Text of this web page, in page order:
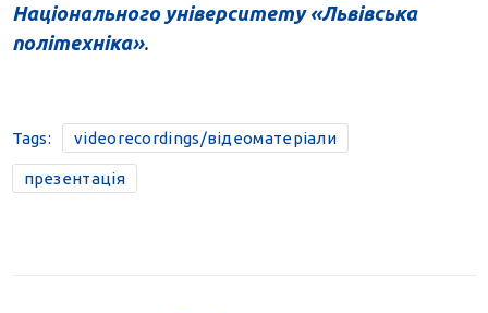
Національного університету «Львівська
політехніка».
Tags: videorecordings/відеоматеріали
презентація